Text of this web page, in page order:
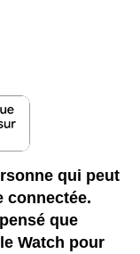
qui peut
connectée.
que
Watch pour